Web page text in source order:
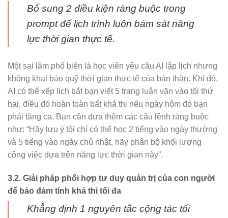
Bổ sung 2 điều kiện ràng buộc trong
prompt để lịch trình luôn bám sát năng
lực thời gian thực tế.
Một sai lầm phổ biến là học viên yêu cầu AI lập lịch nhưng
không khai báo quỹ thời gian thực tế của bản thân. Khi đó,
AI có thể xếp lịch bắt bạn viết 5 trang luận văn vào tối thứ
hai, điều đó hoàn toàn bất khả thi nếu ngày hôm đó bạn
phải tăng ca. Bạn cần đưa thêm các câu lệnh ràng buộc
như: “Hãy lưu ý tôi chỉ có thể học 2 tiếng vào ngày thường
và 5 tiếng vào ngày chủ nhật, hãy phân bộ khối lượng
công việc dựa trên năng lực thời gian này”.
3.2. Giải pháp phối hợp tư duy quản trị của con người
để bảo đảm tính khả thi tối đa
Khẳng định 1 nguyên tắc cộng tác tối